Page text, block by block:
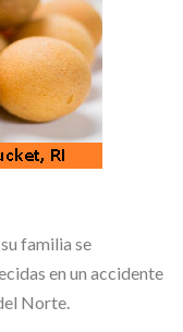
familia se
en un accidente
Norte.